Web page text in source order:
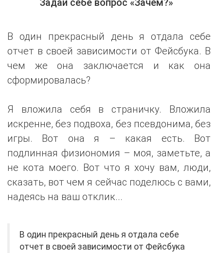
В один прекрасный день я отдала себе
отчет в своей зависимости от Фейсбука. В
чем же она заключается и как она
сформировалась?
Я вложила себя в страничку. Вложила
искренне, без подвоха, без псевдонима, без
игры. Вот она я – какая есть. Вот
подлинная физиономия – моя, заметьте, а
не кота моего. Вот что я хочу вам, люди,
сказать, вот чем я сейчас поделюсь с вами,
надеясь на ваш отклик...
В один прекрасный день я отдала себе
отчет в своей зависимости от Фейсбука